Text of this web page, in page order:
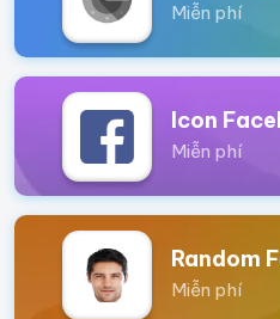
Miễn phí
Icon
Miễn phí
Random
Miễn phí